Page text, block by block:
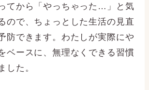
てから「やっちゃった…」と気
ので、ちょっとした生活の見直
防できます。わたしが実際にや
ベースに、無理なくできる習慣
した。